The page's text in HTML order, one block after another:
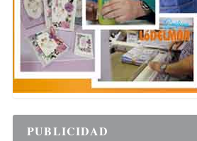
PUBLICIDAD